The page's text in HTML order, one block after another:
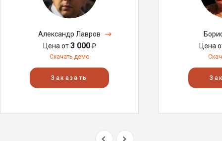
Александр Лавров
Цена от3 000₽
Скачать демо
Заказать
Цена